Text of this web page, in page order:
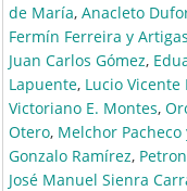
de María, Anacleto
Fermín Ferreira y Artigas
Juan Carlos Gómez,
Lapuente, Lucio Vicente
Victoriano E. Montes,
Otero, Melchor Pacheco
Gonzalo Ramírez,
José Manuel Sienra